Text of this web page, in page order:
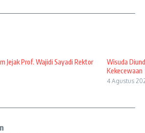
Jejak Prof. Wajidi Sayadi Rektor
Wisuda
Kekecewaan
4 Agustus